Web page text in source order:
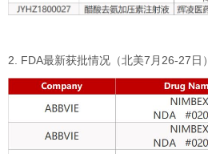
2. FDA最新获批情况（北美7月26-27日）